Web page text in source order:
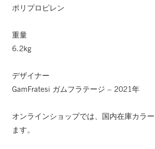
ポリプロピレン
重量
6.2kg
デザイナー
GamFratesi ガムフラテージ – 2021年
オンラインショップでは、国内在庫カラ
ます。